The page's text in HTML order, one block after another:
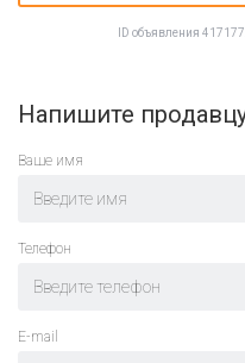
ID объявления
Напишите
Ваше имя
Телефон
E-mail